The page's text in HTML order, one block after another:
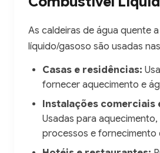
As caldeiras de água quente
líquido/gasoso são usadas
Casas e residências:
fornecer aquecimento e
Instalações comerciais
Usadas para
processos e fornecimento